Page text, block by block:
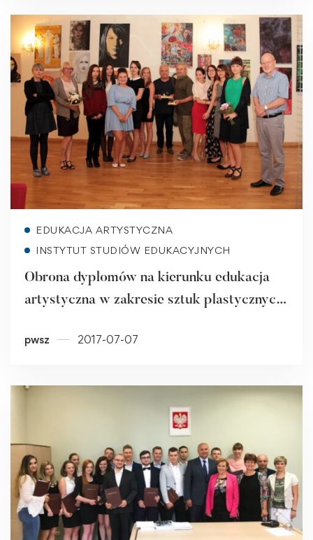
EDUKACJA ARTYSTYCZNA
INSTYTUT STUDIÓW EDUKACYJNYCH
Obrona dyplomów na kierunku edukacja
artystyczna w zakresie sztuk plastycznych
pwsz 2017-07-07